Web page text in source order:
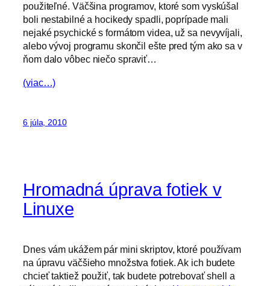
použiteľné. Väčšina programov, ktoré som vyskúšal
boli nestabilné a hocikedy spadli, poprípade mali
nejaké psychické s formátom videa, už sa nevyvíjali,
alebo vývoj programu skončil ešte pred tým ako sa v
ňom dalo vôbec niečo spraviť…
(viac…)
6 júla, 2010
Hromadná úprava fotiek v
Linuxe
Dnes vám ukážem pár mini skriptov, ktoré používam
na úpravu väčšieho množstva fotiek. Ak ich budete
chcieť taktiež použiť, tak budete potrebovať shell a